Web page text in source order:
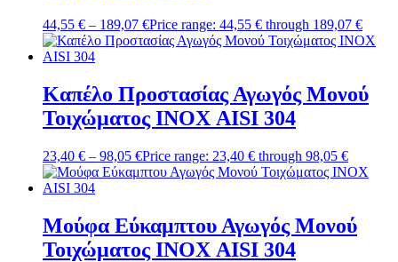
44,55 € – 189,07 €Price range: 44,55 € through 189,07 €
Καπέλο Προστασίας Αγωγός Μονού
Τοιχώματος ΙΝΟΧ AISI 304
23,40 € – 98,05 €Price range: 23,40 € through 98,05 €
Μούφα Εύκαμπτου Αγωγός Μονού
Τοιχώματος ΙΝΟΧ AISI 304